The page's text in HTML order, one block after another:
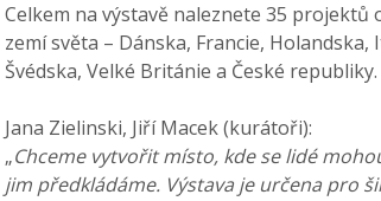
Celkem na výstavě naleznete 35 projektů
zemí světa – Dánska, Francie,
Švédska, Velké Británie a České republiky.
Jana Zielinski, Jiří Macek (kurátoři):
„Chceme vytvořit místo, kde se lidé
jim předkládáme. Výstava je určena pro